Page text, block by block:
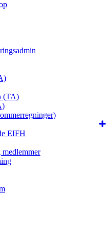
(TA)
EIFH